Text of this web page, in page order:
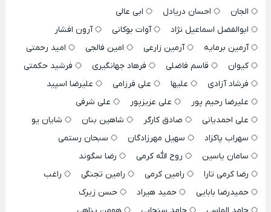
الجان
احسان دریادل
ابی عالی
ابوالفضل اسماعیل نژاد
آوات بوکانی
آرون افشار
آرمین برمایه
آرمین زارعی امین فالجی
امید رحمتی
کیوان
قاسم فاضلی فرهاد جهانگیری
فرشید حکمتی
فرشاد آزادی
علیها علی فرزامی
علیرضا اسپید
علیرضا رحیم پور
علی عزیزپور
علی شرفی
علی احمدیانی
صادق کارگر شاهین بنان
شایان یو
سهراب پاکزاد
سهیل مهرزادگان
سبحان رستمی
سامان یاسین
روح الله کرمی
رضا سگوند
رضا کرمی تارا
رامین کرمی رامین تجنگی
راغب
حمیدرضا بابایی
حمید هیراد
حسن زیرک